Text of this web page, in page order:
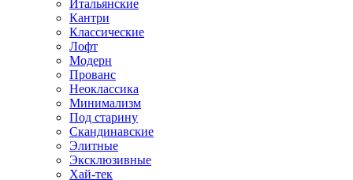
Итальянские
Кантри
Классические
Лофт
Модерн
Прованс
Неоклассика
Минимализм
Под старину
Скандинавские
Элитные
Эксклюзивные
Хай-тек